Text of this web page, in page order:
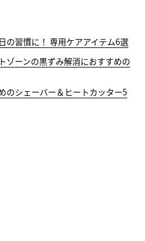
の習慣に！ 専用ケアアイテム6選
ゾーンの黒ずみ解消におすすめの
のシェーバー＆ヒートカッター5